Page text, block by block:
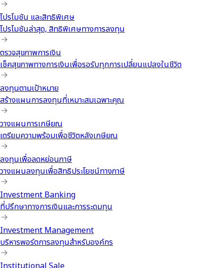
โปรโมชัน และสิทธิพิเศษ
โปรโมชันล่าสุด, สิทธิพิเศษทางการลงทุน
ตรวจสุขภาพการเงิน
เช็คสุขภาพทางการเงินเพื่อรอรับทุกการเปลี่ยนแปลงในชีวิต
ลงทุนตามเป้าหมาย
สร้างแผนการลงทุนที่เหมาะสมเฉพาะคุณ
วางแผนการเกษียณ
เตรียมความพร้อมเพื่อชีวิตหลังเกษียณ
ลงทุนเพื่อลดหย่อนภาษี
วางแผนลงทุนเพื่อสิทธิประโยชน์ทางภาษี
Investment Banking
ที่ปรึกษาทางการเงินและการระดมทุน
Investment Management
บริหารพอร์ตการลงทุนสำหรับองค์กร